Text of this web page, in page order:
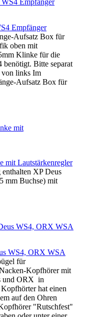
Empfänger
Aufsatz Box für
oben mit
Klinke für die
Bitte separat
von links Im
Aufsatz Box für
mit Lautstärkenregler
XP Deus
mm Buchse) mit
WS4, ORX WSA
für
Kopfhörer mit
und ORX in
hat einen
auf den Ohren
"Rutschfest"